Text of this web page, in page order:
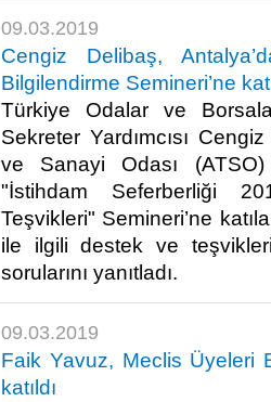
09.03.2019
Cengiz Delibaş,
Bilgilendirme Semineri’ne
Türkiye Odalar ve
Sekreter Yardımcısı
ve Sanayi Odası (ATSO)
"İstihdam Seferberliği
Teşvikleri" Semineri’ne
ile ilgili destek ve teşvikleri
sorularını yanıtladı.​
09.03.2019
Faik Yavuz, Meclis Üyeleri
katıldı